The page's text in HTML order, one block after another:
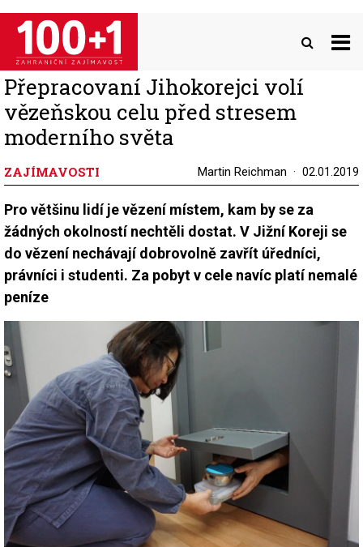
Přejít
hlavnímu
obsahu
Přepracovaní Jihokorejci volí
vězeňskou celu před stresem
moderního světa
ZAJÍMAVOSTI Martin Reichman 02.01.2019
Pro většinu lidí je vězení místem, kam by se za
žádných okolností nechtěli dostat. V Jižní Koreji se
do vězení nechávají dobrovolně zavřít úředníci,
právníci i studenti. Za pobyt v cele navíc platí nemalé
peníze